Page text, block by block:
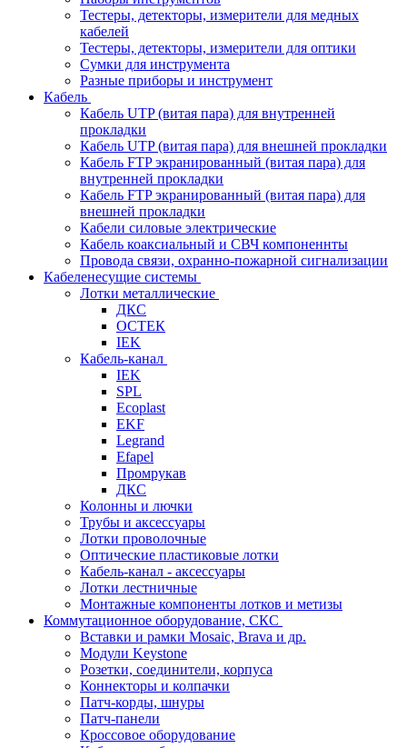
Тестеры, детекторы, измерители для медных
кабелей
Тестеры, детекторы, измерители для оптики
Сумки для инструмента
Разные приборы и инструмент
Кабель
Кабель UTP (витая пара) для внутренней
прокладки
Кабель UTP (витая пара) для внешней прокладки
Кабель FTP экранированный (витая пара) для
внутренней прокладки
Кабель FTP экранированный (витая пара) для
внешней прокладки
Кабели силовые электрические
Кабель коаксиальный и СВЧ компоненнты
Провода связи, охранно-пожарной сигнализации
Кабеленесущие системы
Лотки металлические
ДКС
ОСТЕК
IEK
Кабель-канал
IEK
SPL
Ecoplast
EKF
Legrand
Efapel
Промрукав
ДКС
Колонны и лючки
Трубы и аксессуары
Лотки проволочные
Оптические пластиковые лотки
Кабель-канал - аксессуары
Лотки лестничные
Монтажные компоненты лотков и метизы
Коммутационное оборудование, СКС
Вставки и рамки Mosaic, Brava и др.
Модули Keystone
Розетки, соединители, корпуса
Коннекторы и колпачки
Патч-корды, шнуры
Патч-панели
Кроссовое оборудование